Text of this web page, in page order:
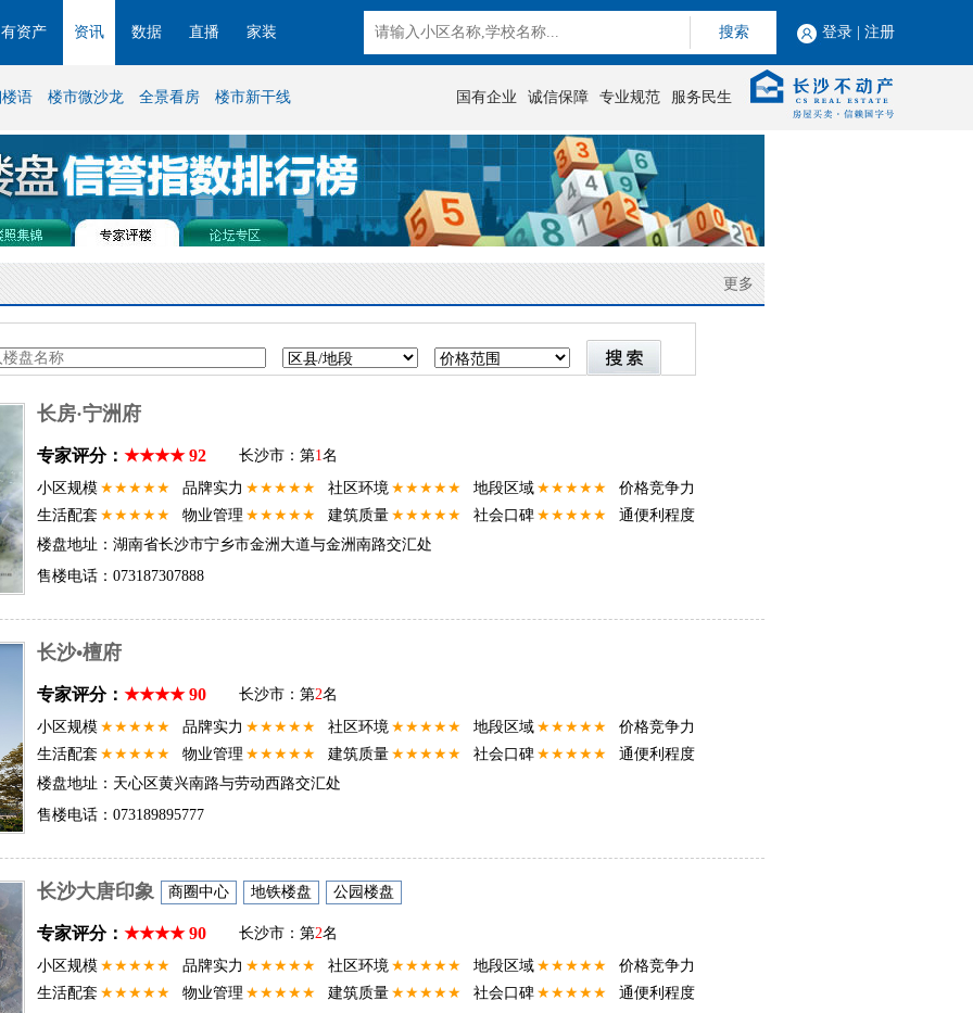
资产 资讯 数据 直播 家装 搜索 登录 注册
语 楼市微沙龙 全景看房 楼市新干线 国有企业 诚信保障 专业规范 服务民生
更多
长房·宁洲府
专家评分： ★★★★ 92 长沙市：第1名
小区规模 ★★★★★ 品牌实力 ★★★★★ 社区环境 ★★★★★ 地段区域 ★★★★★
价格竞争力
★★★★★
生活配套 ★★★★★ 物业管理 ★★★★★ 建筑质量 ★★★★★ 社会口碑 ★★★★★
通便利程度
楼盘地址：湖南省长沙市宁乡市金洲大道与金洲南路交汇处
售楼电话：073187307888
长沙•檀府
专家评分： ★★★★ 90 长沙市：第2名
小区规模 ★★★★★ 品牌实力 ★★★★★ 社区环境 ★★★★★ 地段区域 ★★★★★
价格竞争力
★★★★★
生活配套 ★★★★★ 物业管理 ★★★★★ 建筑质量 ★★★★★ 社会口碑 ★★★★★
通便利程度
楼盘地址：天心区黄兴南路与劳动西路交汇处
售楼电话：073189895777
长沙大唐印象 商圈中心 地铁楼盘 公园楼盘
专家评分： ★★★★ 90 长沙市：第2名
小区规模 ★★★★★ 品牌实力 ★★★★★ 社区环境 ★★★★★ 地段区域 ★★★★★
价格竞争力
★★★★★
生活配套 ★★★★★ 物业管理 ★★★★★ 建筑质量 ★★★★★ 社会口碑 ★★★★★
通便利程度